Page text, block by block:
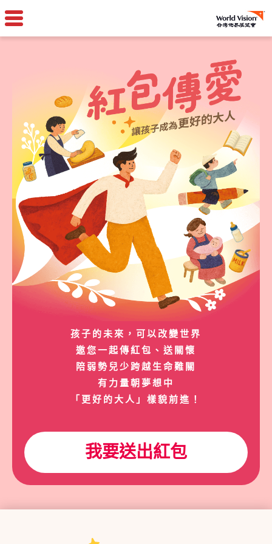
孩子的未來，可以改變世界
邀您一起傳紅包、送關懷
陪弱勢兒少跨越生命難關
有力量朝夢想中
「更好的大人」樣貌前進！
我要送出紅包